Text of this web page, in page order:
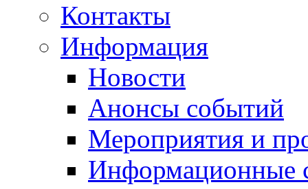
Контакты
Информация
Новости
Анонсы событий
Мероприятия и
Информационные